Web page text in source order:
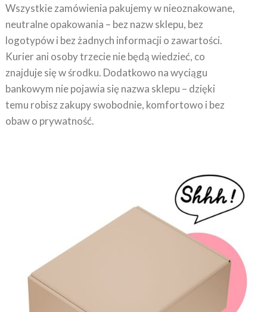
neutralne opakowania – bez nazw sklepu, bez
logotypów i bez żadnych informacji o zawartości.
Kurier ani osoby trzecie nie będą wiedzieć, co
znajduje się w środku. Dodatkowo na wyciągu
bankowym nie pojawia się nazwa sklepu – dzięki
temu robisz zakupy swobodnie, komfortowo i bez
obaw o prywatność.